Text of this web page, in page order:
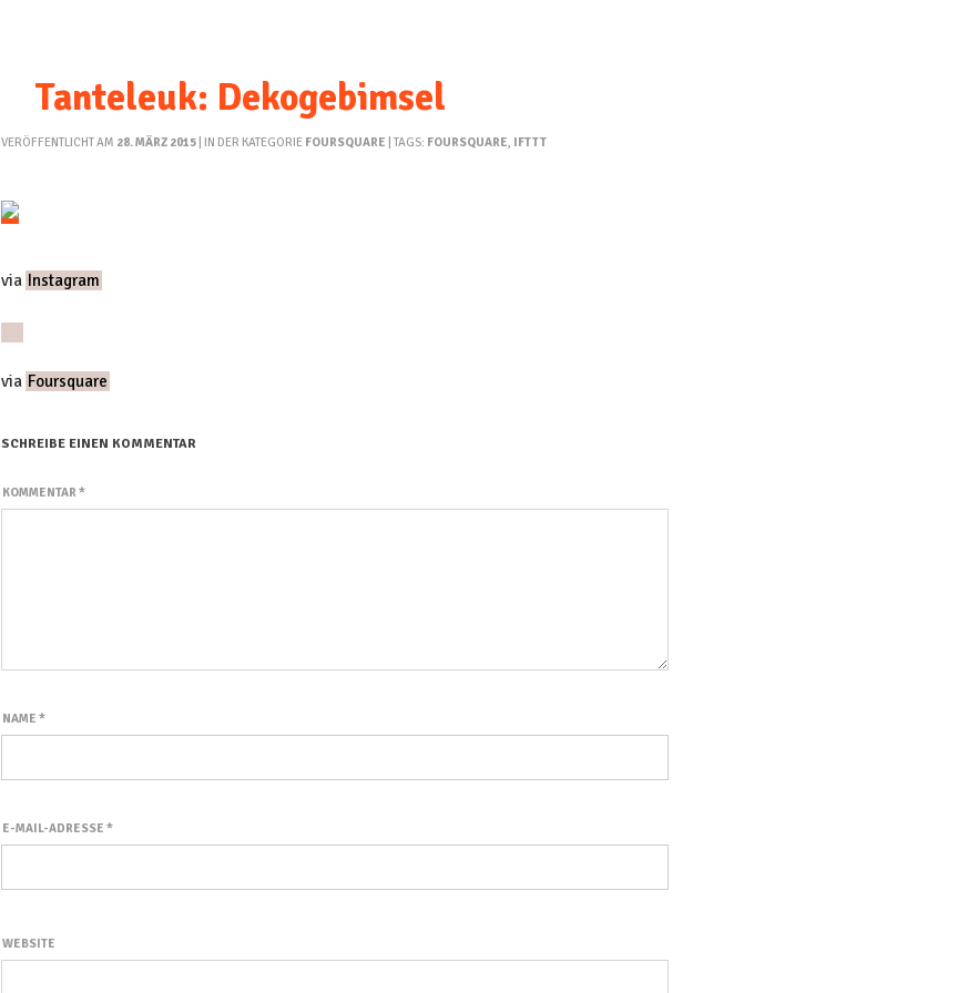
Tanteleuk: Dekogebimsel
VERÖFFENTLICHT AM 28. MÄRZ 2015 | IN DER KATEGORIE FOURSQUARE | TAGS: FOURSQUARE, IFTTT
via Instagram
via Foursquare
SCHREIBE EINEN KOMMENTAR
KOMMENTAR *
NAME *
E-MAIL-ADRESSE *
WEBSITE